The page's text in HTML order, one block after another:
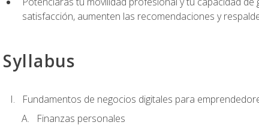
satisfacción, aumenten las recomendaciones y
Syllabus
Fundamentos de negocios digitales para
Finanzas personales